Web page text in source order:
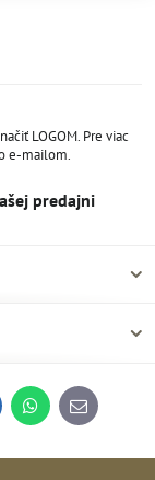
LOGOM. Pre viac
e-mailom.
predajni
WhatsApp
E-
mail